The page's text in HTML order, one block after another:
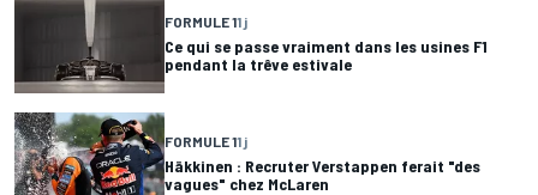
FORMULE 11 j
Ce qui se passe vraiment dans les usines F1
pendant la trêve estivale
FORMULE 11 j
Häkkinen : Recruter Verstappen ferait "des
vagues" chez McLaren